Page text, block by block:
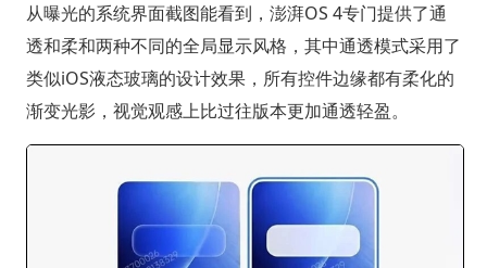
从曝光的系统界面截图能看到，澎湃OS 4专门提供了通
透和柔和两种不同的全局显示风格，其中通透模式采用了
类似iOS液态玻璃的设计效果，所有控件边缘都有柔化的
渐变光影，视觉观感上比过往版本更加通透轻盈。